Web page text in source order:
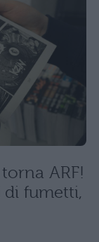
ARF!
di fumetti,